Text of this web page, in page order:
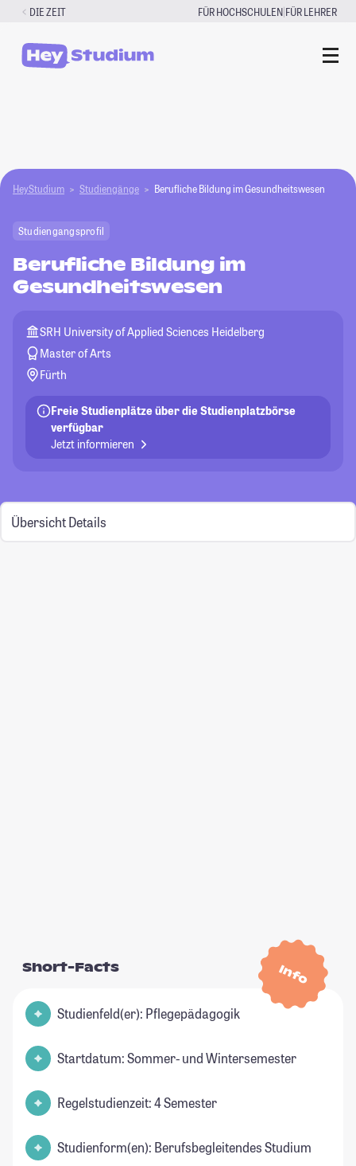
Zum
springen
DIE ZEIT FÜR HOCHSCHULEN|FÜR LEHRER
HeyStudium Studiengänge Berufliche Bildung im Gesundheitswesen
Studiengangsprofil
Berufliche Bildung im
Gesundheitswesen
SRH University of Applied Sciences Heidelberg
Master of Arts
Fürth
Freie Studienplätze über die Studienplatzbörse
verfügbar
Jetzt informieren
Übersicht Details
Info
Short-Facts
Studienfeld(er): Pflegepädagogik
Startdatum: Sommer- und Wintersemester
Regelstudienzeit: 4 Semester
Studienform(en): Berufsbegleitendes Studium